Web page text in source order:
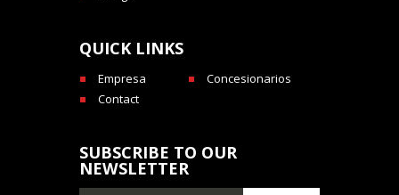
QUICK LINKS
Empresa
Concesionarios
Contact
SUBSCRIBE TO OUR
NEWSLETTER